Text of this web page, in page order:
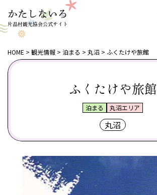
片品村観光協会公式サイト
HOME 観光情報 泊まる 丸沼 ふくたけや旅館
ふくたけや旅館
泊まる 丸沼エリア
丸沼